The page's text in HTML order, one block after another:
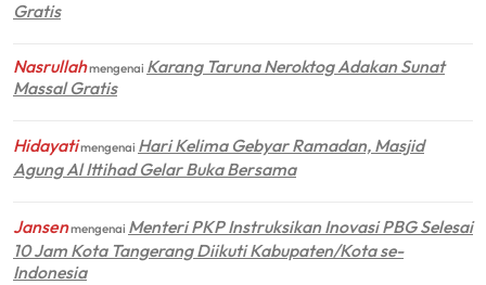
Gratis
Nasrullahmengenai Karang Taruna Neroktog Adakan Sunat
Massal Gratis
Hidayatimengenai Hari Kelima Gebyar Ramadan, Masjid
Agung Al Ittihad Gelar Buka Bersama
Jansenmengenai Menteri PKP Instruksikan Inovasi PBG Selesai
10 Jam Kota Tangerang Diikuti Kabupaten/Kota se-
Indonesia